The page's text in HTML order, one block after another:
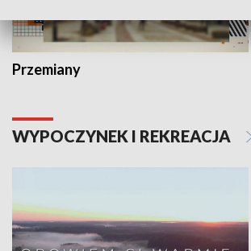
Przemiany
WYPOCZYNEK I REKREACJA